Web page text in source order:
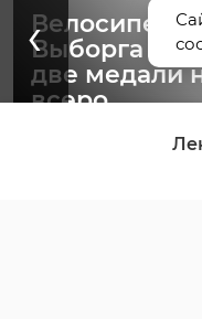
Выборга
две медали
всеро ...
‹